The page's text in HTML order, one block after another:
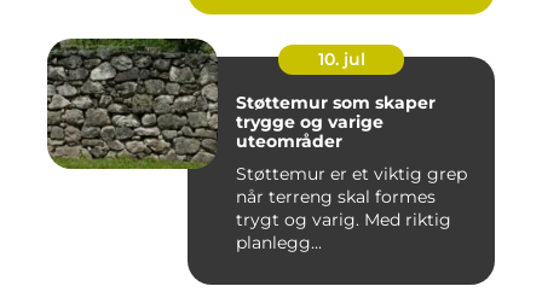
10. jul
Støttemur som skaper
trygge og varige
uteområder
Støttemur er et viktig grep
når terreng skal formes
trygt og varig. Med riktig
planlegg...